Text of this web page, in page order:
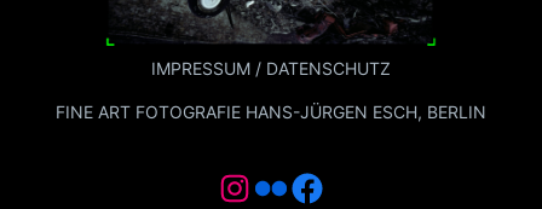
IMPRESSUM / DATENSCHUTZ
FINE ART FOTOGRAFIE HANS-JÜRGEN ESCH, BERLIN
Instagram
FlickrFacebook